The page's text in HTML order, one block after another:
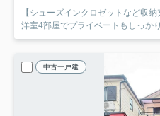
【シューズインクロゼットなど収
洋室4部屋でプライベートもしっか
中古一戸建